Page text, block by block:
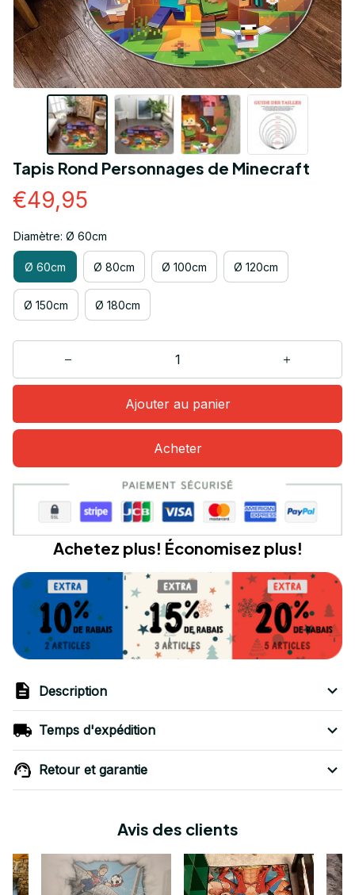
Tapis Rond Personnages de Minecraft
€49,95
Diamètre: Ø 60cm
Ø 60cm Ø 80cm Ø 100cm Ø 120cm
Ø 150cm Ø 180cm
Ajouter au panier
Acheter
Achetez plus! Économisez plus!
Description
Temps d'expédition
Retour et garantie
Avis des clients